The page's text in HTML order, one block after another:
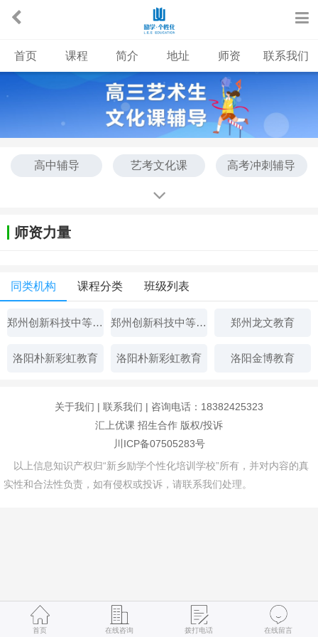
首页 课程 简介 地址 师资 联系我们
高中辅导 艺考文化课 高考冲刺辅导
高考考前集训班
艺术生集训班
师资力量
同类机构 课程分类 班级列表
郑州创新科技中等专业学校 郑州创新科技中等专业学校 郑州龙文教育
洛阳朴新彩虹教育 洛阳朴新彩虹教育 洛阳金博教育
关于我们 | 联系我们 | 咨询电话：18382425323
汇上优课 招生合作 版权/投诉
川ICP备07505283号
以上信息知识产权归“新乡励学个性化培训学校”所有，并对内容的真
实性和合法性负责，如有侵权或投诉，请联系我们处理。
首页 在线咨询 拨打电话 在线留言